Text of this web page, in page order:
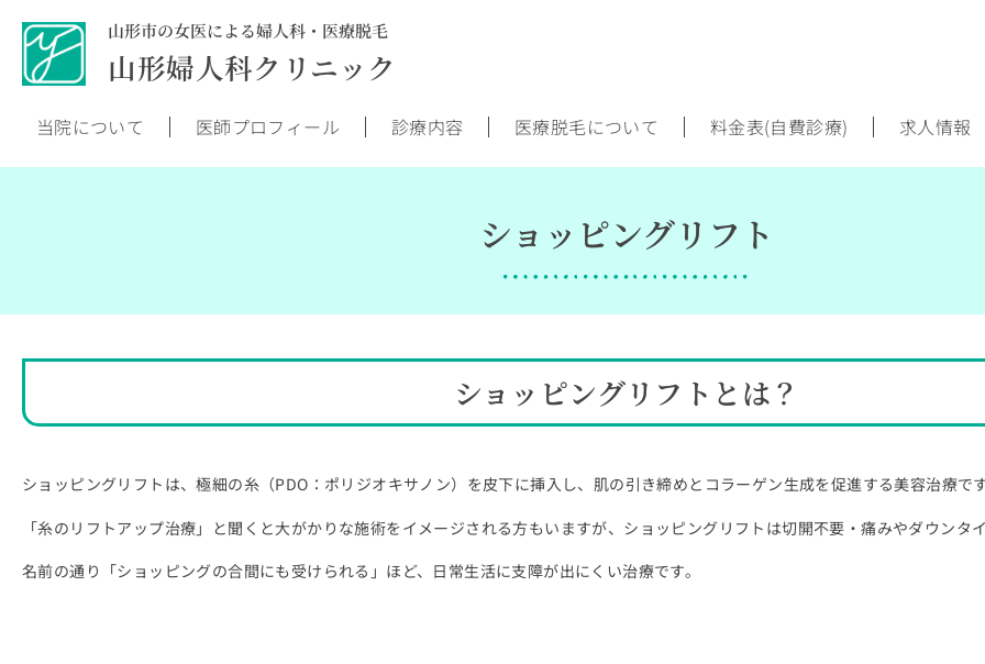
山形市の女医による婦人科・医療脱毛
山形婦人科クリニック
当院について 医師プロフィール 診療内容 医療脱毛について 料金表(自費診療) 求人情報
ショッピングリフト
ショッピングリフトとは？
ショッピングリフトは、極細の糸（PDO：ポリジオキサノン）を皮下に挿入し、肌の引き締めとコラーゲン生成を促進する美容治療です
「糸のリフトアップ治療」と聞くと大がかりな施術をイメージされる方もいますが、ショッピングリフトは切開不要・痛みやダウンタ
名前の通り「ショッピングの合間にも受けられる」ほど、日常生活に支障が出にくい治療です。